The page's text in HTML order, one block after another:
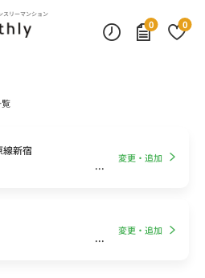
スリーマンション
0
0
線新宿
変更・追加
変更・追加